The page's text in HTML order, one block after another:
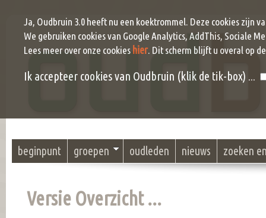
beginpunt groepen oudleden nieuws zoeken
Versie Overzicht ...
Ja, Oudbruin 3.0 heeft nu een koektrommel. Deze cookies zijn
We gebruiken cookies van Google Analytics, AddThis, Sociale
Lees meer over onze cookies hier. Dit scherm blijft u overal op
Ik accepteer cookies van Oudbruin (klik de tik-box) ...